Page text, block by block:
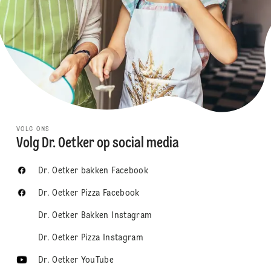
VOLG ONS
Volg Dr. Oetker op social media
Dr. Oetker bakken Facebook
Dr. Oetker Pizza Facebook
Dr. Oetker Bakken Instagram
Dr. Oetker Pizza Instagram
Dr. Oetker YouTube